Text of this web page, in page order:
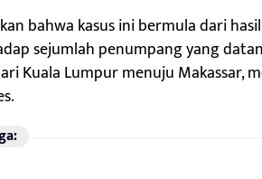
bahwa kasus ini bermula dari
sejumlah penumpang yang
Kuala Lumpur menuju Makassar,